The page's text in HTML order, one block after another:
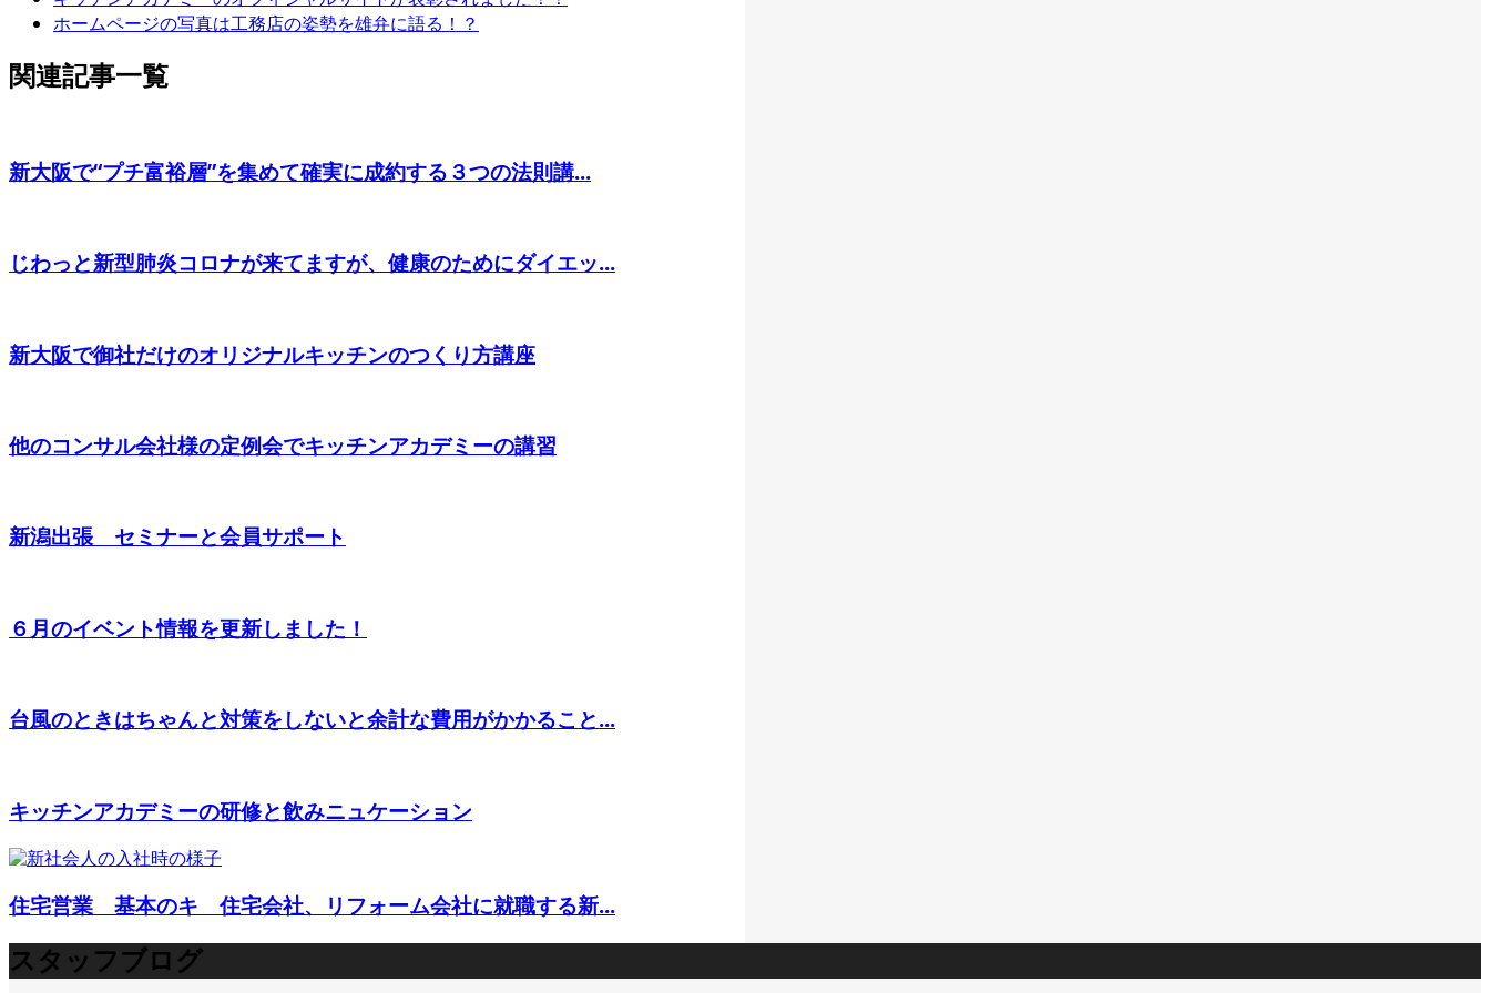
ホームページの写真は工務店の姿勢を雄弁に語る！？
関連記事一覧
新大阪で“プチ富裕層”を集めて確実に成約する３つの法則講...
じわっと新型肺炎コロナが来てますが、健康のためにダイエッ...
新大阪で御社だけのオリジナルキッチンのつくり方講座
他のコンサル会社様の定例会でキッチンアカデミーの講習
新潟出張 セミナーと会員サポート
６月のイベント情報を更新しました！
台風のときはちゃんと対策をしないと余計な費用がかかること...
キッチンアカデミーの研修と飲みニュケーション
住宅営業 基本のキ 住宅会社、リフォーム会社に就職する新...
スタッフブログ